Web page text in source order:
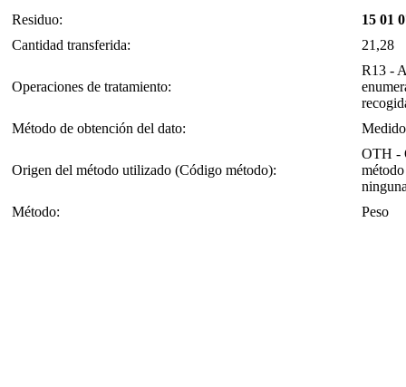
Residuo:
15 01
Cantidad transferida:
21,28
Operaciones de tratamiento:
R13 -
Método de obtención del dato:
Medido
Origen del método utilizado (Código método):
OTH -
Método:
Peso